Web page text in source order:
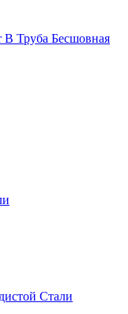
Труба Бесшовная
Стали